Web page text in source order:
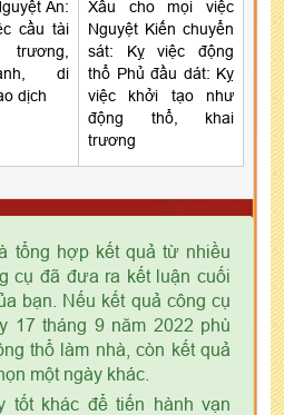
Ân:
cầu tài
di
dịch
Xấu cho mọi việc
Nguyệt Kiến chuyển
sát: Kỵ việc động
thổ Phủ đầu dát: Kỵ
việc khởi tạo như
động thổ, khai
trương
tổng hợp kết quả từ nhiều
cụ đã đưa ra kết luận cuối
bạn. Nếu kết quả công cụ
17 tháng 9 năm 2022 phù
thổ làm nhà, còn kết quả
một ngày khác.
tốt khác để tiến hành vạn